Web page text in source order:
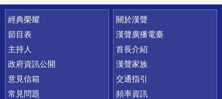
快速連結
經典榮耀
節目表
主持人
政府資訊公開
意見信箱
常見問題
關於漢聲
漢聲廣播電臺
首長介紹
漢聲家族
交通指引
頻率資訊